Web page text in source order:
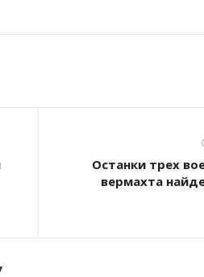
Останки трех
вермахта